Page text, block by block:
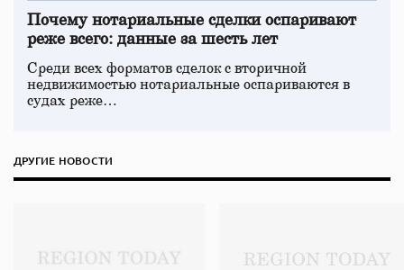
Почему нотариальные сделки оспаривают
реже всего: данные за шесть лет
Среди всех форматов сделок с вторичной
недвижимостью нотариальные оспариваются в
судах реже…
ДРУГИЕ НОВОСТИ